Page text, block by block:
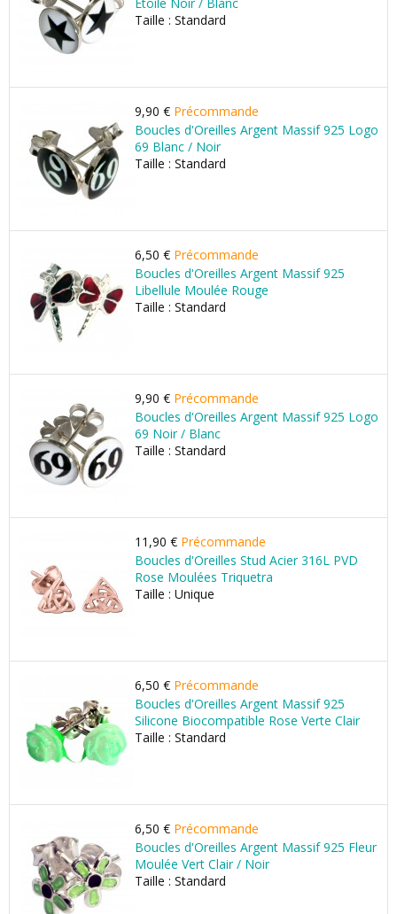
Taille : Standard
9,90 € Précommande
Boucles d'Oreilles Argent Massif 925 Logo
69 Blanc / Noir
Taille : Standard
6,50 € Précommande
Boucles d'Oreilles Argent Massif 925
Libellule Moulée Rouge
Taille : Standard
9,90 € Précommande
Boucles d'Oreilles Argent Massif 925 Logo
69 Noir / Blanc
Taille : Standard
11,90 € Précommande
Boucles d'Oreilles Stud Acier 316L PVD
Rose Moulées Triquetra
Taille : Unique
6,50 € Précommande
Boucles d'Oreilles Argent Massif 925
Silicone Biocompatible Rose Verte Clair
Taille : Standard
6,50 € Précommande
Boucles d'Oreilles Argent Massif 925 Fleur
Moulée Vert Clair / Noir
Taille : Standard